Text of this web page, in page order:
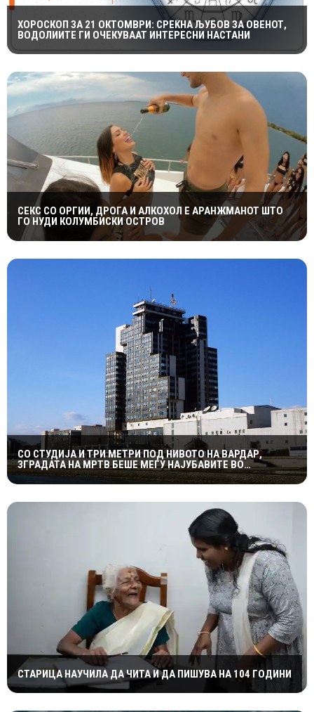
ХОРОСКОП ЗА 21 ОКТОМВРИ: СРЕЌНА ЉУБОВ ЗА ОВЕНОТ,
ВОДОЛИИТЕ ГИ ОЧЕКУВААТ ИНТЕРЕСНИ НАСТАНИ
СЕКС СО ОРГИИ, ДРОГА И АЛКОХОЛ Е АРАНЖМАНОТ ШТО
ГО НУДИ КОЛУМБИСКИ ОСТРОВ
СО СТУДИЈА И ТРИ МЕТРИ ПОД НИВОТО НА ВАРДАР,
ЗГРАДАТА НА МРТВ БЕШЕ МЕЃУ НАЈУБАВИТЕ ВО
ЈУГОСЛАВИЈА
СТАРИЦА НАУЧИЛА ДА ЧИТА И ДА ПИШУВА НА 104 ГОДИНИ